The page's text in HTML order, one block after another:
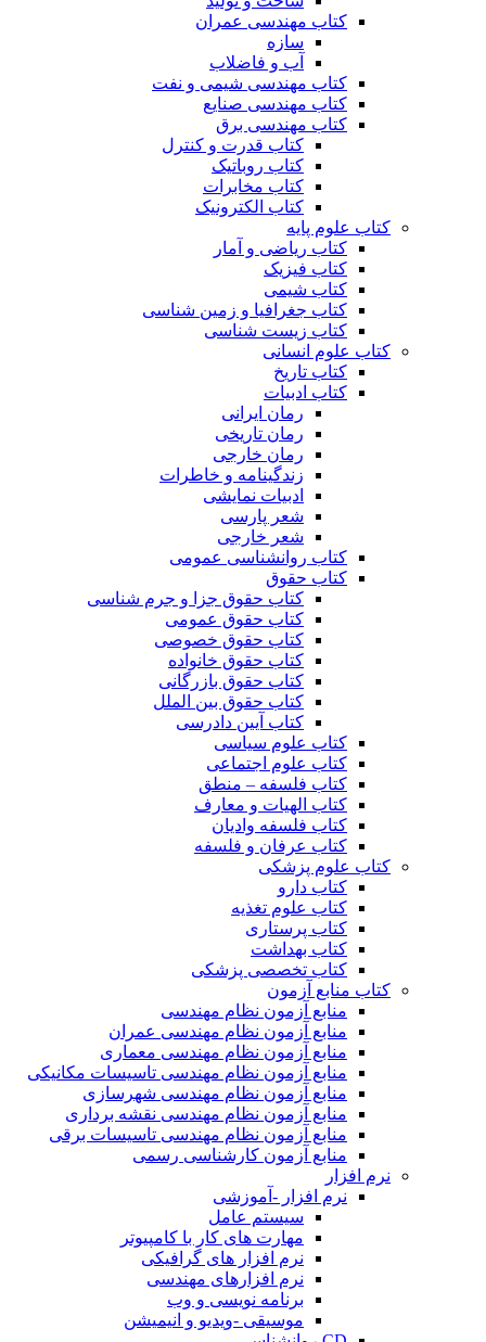
کتاب مهندسی عمران
سازه
آب و فاضلاب
کتاب مهندسی شیمی و نفت
کتاب مهندسی صنایع
کتاب مهندسی برق
کتاب قدرت و کنترل
کتاب روباتیک
کتاب مخابرات
کتاب الکترونیک
کتاب علوم پایه
کتاب ریاضی و آمار
کتاب فیزیک
کتاب شیمی
کتاب جغرافیا و زمین شناسی
کتاب زیست شناسی
کتاب علوم انسانی
کتاب تاریخ
کتاب ادبیات
رمان ایرانی
رمان تاریخی
رمان خارجی
زندگینامه و خاطرات
ادبیات نمایشی
شعر پارسی
شعر خارجی
کتاب روانشناسی عمومی
کتاب حقوق
کتاب حقوق جزا و جرم شناسی
کتاب حقوق عمومی
کتاب حقوق خصوصی
کتاب حقوق خانواده
کتاب حقوق بازرگانی
کتاب حقوق بین الملل
کتاب آیین دادرسی
کتاب علوم سیاسی
کتاب علوم اجتماعی
کتاب فلسفه – منطق
کتاب الهیات و معارف
کتاب فلسفه وادیان
کتاب عرفان و فلسفه
کتاب علوم پزشکی
کتاب دارو
کتاب علوم تغذیه
کتاب پرستاری
کتاب بهداشت
کتاب تخصصی پزشکی
کتاب منابع آزمون
منابع آزمون نظام مهندسی
منابع آزمون نظام مهندسی عمران
منابع آزمون نظام مهندسی معماری
منابع آزمون نظام مهندسی تاسیسات مکانیکی
منابع آزمون نظام مهندسی شهرسازی
منابع آزمون نظام مهندسی نقشه برداری
منابع آزمون نظام مهندسی تاسیسات برقی
منابع آزمون کارشناسی رسمی
نرم افزار
نرم افزار -آموزشی
سیستم عامل
مهارت های کار با کامپیوتر
نرم افزار های گرافیکی
نرم افزارهای مهندسی
برنامه نویسی و وب
موسیقی -ویدیو و انیمیشن